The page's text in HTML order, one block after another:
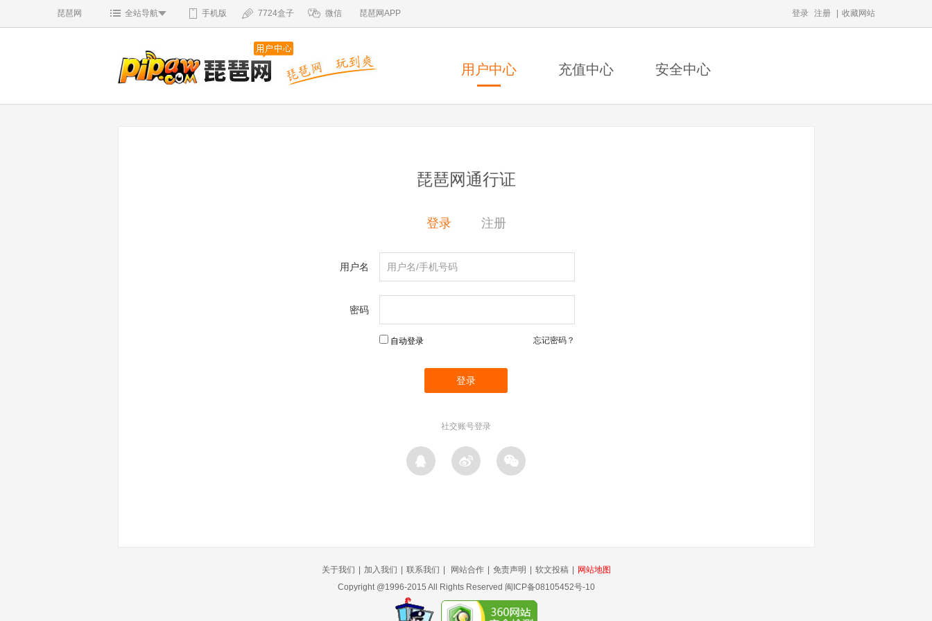
琵琶网 全站导航 手机版 微信 琵琶网APP
7724盒子 收藏网站
登录 注册
用户中心 充值中心 安全中心
琵琶网通行证
登录 注册
用户名
密码
自动登录 忘记密码？
社交账号登录
关于我们 加入我们 联系我们 网站合作 免责声明 软文投稿
网站地图
Copyright @1996-2015 All Rights Reserved 闽ICP备08105452号-10